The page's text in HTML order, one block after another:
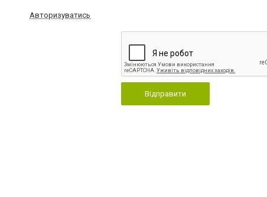
Авторизуватись
Відправити